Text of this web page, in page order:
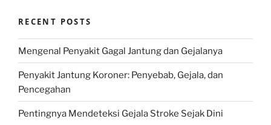
RECENT POSTS
Mengenal Penyakit Gagal Jantung dan Gejalanya
Penyakit Jantung Koroner: Penyebab, Gejala, dan
Pencegahan
Pentingnya Mendeteksi Gejala Stroke Sejak Dini